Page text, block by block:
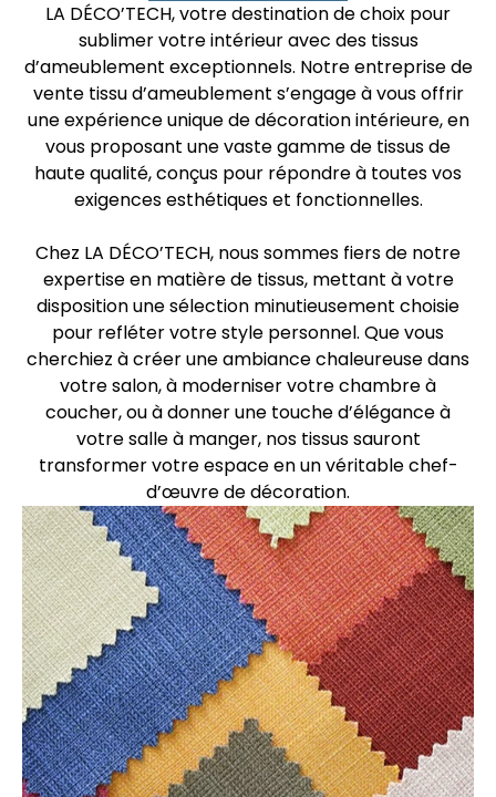
LA DÉCO’TECH, votre destination de choix pour
sublimer votre intérieur avec des tissus
d’ameublement exceptionnels. Notre entreprise de
vente tissu d’ameublement s’engage à vous offrir
une expérience unique de décoration intérieure, en
vous proposant une vaste gamme de tissus de
haute qualité, conçus pour répondre à toutes vos
exigences esthétiques et fonctionnelles.
Chez LA DÉCO’TECH, nous sommes fiers de notre
expertise en matière de tissus, mettant à votre
disposition une sélection minutieusement choisie
pour refléter votre style personnel. Que vous
cherchiez à créer une ambiance chaleureuse dans
votre salon, à moderniser votre chambre à
coucher, ou à donner une touche d’élégance à
votre salle à manger, nos tissus sauront
transformer votre espace en un véritable chef-
d’œuvre de décoration.